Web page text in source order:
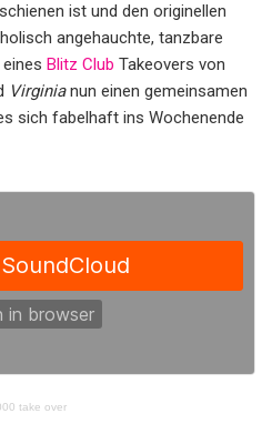
ist und den originellen
angehauchte, tanzbare
Blitz Club Takeovers von
Virginianun einen gemeinsamen
sich fabelhaft ins Wochenende
take over